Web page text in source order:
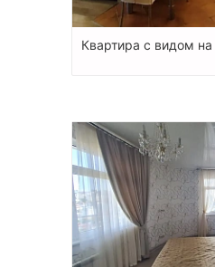
Квартира с видом